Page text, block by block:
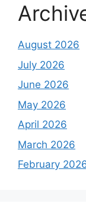
August 2026
July 2026
June 2026
May 2026
April 2026
March 2026
February